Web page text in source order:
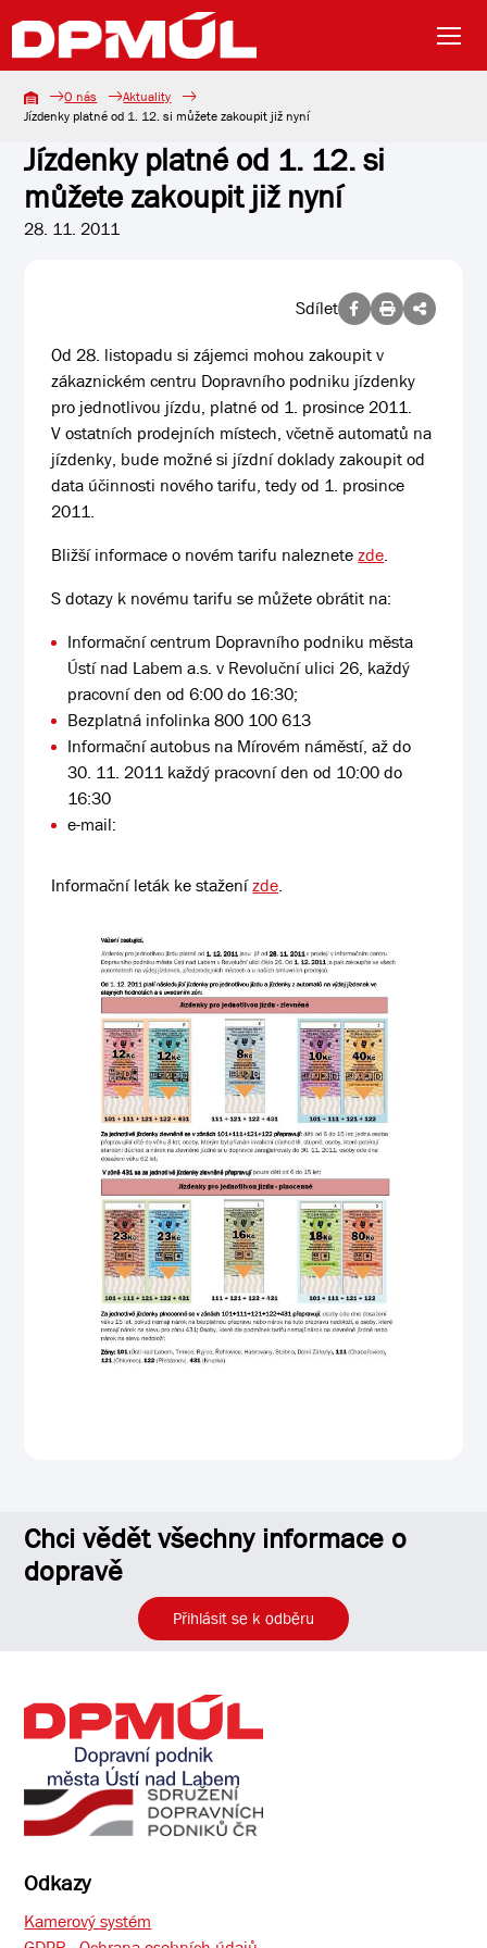
O nás
Aktuality
Jízdenky platné od 1. 12. si můžete zakoupit již nyní
Jízdenky platné od 1. 12. si
můžete zakoupit již nyní
28. 11. 2011
Sdílet
Od 28. listopadu si zájemci mohou zakoupit v
zákaznickém centru Dopravního podniku jízdenky
pro jednotlivou jízdu, platné od 1. prosince 2011.
V ostatních prodejních místech, včetně automatů na
jízdenky, bude možné si jízdní doklady zakoupit od
data účinnosti nového tarifu, tedy od 1. prosince
2011.
Bližší informace o novém tarifu naleznetezde.
S dotazy k novému tarifu se můžete obrátit na:
Informační centrum Dopravního podniku města
Ústí nad Labem a.s. v Revoluční ulici 26, každý
pracovní den od 6:00 do 16:30;
Bezplatná infolinka 800 100 613
Informační autobus na Mírovém náměstí, až do
30. 11. 2011 každý pracovní den od 10:00 do
16:30
e-mail:
Informační leták ke staženízde.
Chci vědět všechny informace o
dopravě
Přihlásit se k odběru
Odkazy
Kamerový systém